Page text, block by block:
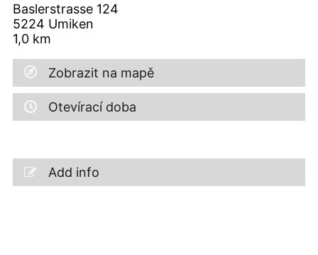
Baslerstrasse 124
5224 Umiken
1,0 km
Zobrazit na mapě
Otevírací doba
Add info